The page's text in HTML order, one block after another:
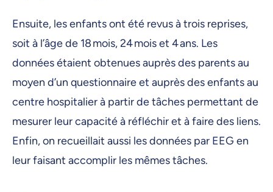
Ensuite, les enfants ont été revus à trois reprises,
soit à l’âge de 18 mois, 24 mois et 4 ans. Les
données étaient obtenues auprès des parents au
moyen d’un questionnaire et auprès des enfants au
centre hospitalier à partir de tâches permettant de
mesurer leur capacité à réfléchir et à faire des liens.
Enfin, on recueillait aussi les données par EEG en
leur faisant accomplir les mêmes tâches.